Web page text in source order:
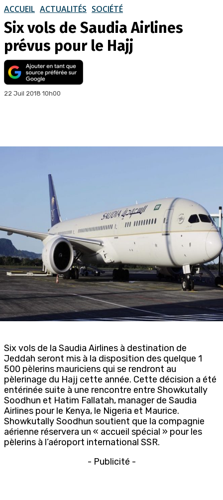
ACCUEIL ACTUALITÉS SOCIÉTÉ
Six vols de Saudia Airlines
prévus pour le Hajj
22 Juil 2018 10h00
Six vols de la Saudia Airlines à destination de
Jeddah seront mis à la disposition des quelque 1
500 pèlerins mauriciens qui se rendront au
pèlerinage du Hajj cette année. Cette décision a été
entérinée suite à une rencontre entre Showkutally
Soodhun et Hatim Fallatah, manager de Saudia
Airlines pour le Kenya, le Nigeria et Maurice.
Showkutally Soodhun soutient que la compagnie
aérienne réservera un « accueil spécial » pour les
pèlerins à l’aéroport international SSR.
- Publicité -